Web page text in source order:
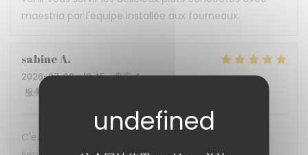
maestria par l'équipe installée aux fourneaux.
sabineA
2026-07-08- 12:45 - 来宾 4
服务
C'est une expérience gustative a chaque fois, un